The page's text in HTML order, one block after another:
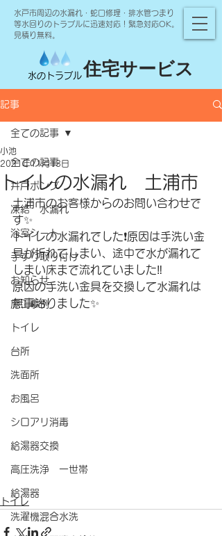
水戸市周辺の水漏れ・蛇口修理・排水管つまり
等水回りのトラブルに迅速対応！緊急対応OK。
見積り無料。
水のトラブル住宅サービス
記事
全ての記事
井戸ポンプ
凍結 水漏れ
浴室シート
手すり取り付け
お知らせ
施工事例
トイレ
台所
洗面所
お風呂
シロアリ消毒
給湯器交換
高圧洗浄 一世帯
給湯器
洗濯機混合水洗
全ての記事
トイレの水漏れ 土浦市
小池
2021年11月13日
土浦市のお客様からのお問い合わせで
す✨
トイレの水漏れでした❗️原因は手洗い金
具が折れてしまい、途中で水が漏れて
しまい床まで流れていました‼️
原因の手洗い金具を交換して水漏れは
無事治りました✨
トイレ